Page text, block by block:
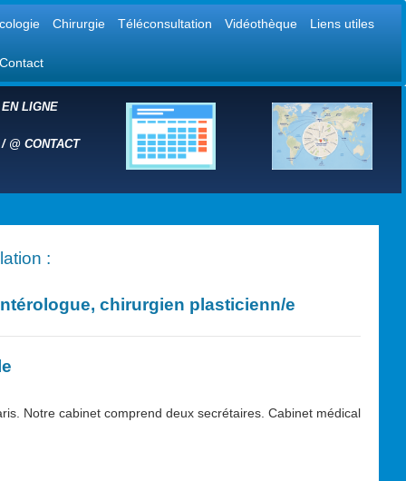
Chirurgie Téléconsultation Vidéothèque Liens utiles
Contact
LIGNE
/ @ CONTACT
:
chirurgien plasticienn/e
Notre cabinet comprend deux secrétaires. Cabinet médical